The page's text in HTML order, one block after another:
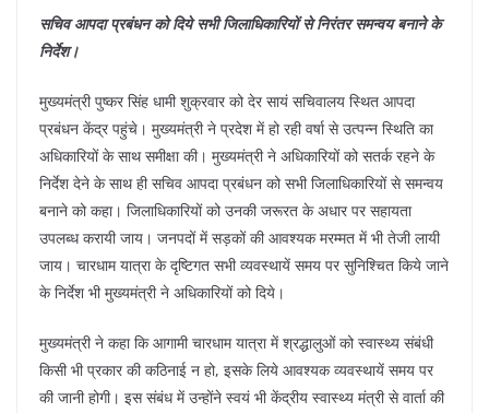
o p
सचिव आपदा प्रबंधन को दिये सभी जिलाधिकारियों से निरंतर समन्वय बनाने के
निर्देश।
मुख्यमंत्री पुष्कर सिंह धामी शुक्रवार को देर सायं सचिवालय स्थित आपदा
प्रबंधन केंद्र पहुंचे। मुख्यमंत्री ने प्रदेश में हो रही वर्षा से उत्पन्न स्थिति का
अधिकारियों के साथ समीक्षा की। मुख्यमंत्री ने अधिकारियों को सतर्क रहने के
निर्देश देने के साथ ही सचिव आपदा प्रबंधन को सभी जिलाधिकारियों से समन्वय
बनाने को कहा। जिलाधिकारियों को उनकी जरूरत के अधार पर सहायता
उपलब्ध करायी जाय। जनपदों में सड़कों की आवश्यक मरम्मत में भी तेजी लायी
जाय। चारधाम यात्रा के दृष्टिगत सभी व्यवस्थायें समय पर सुनिश्चित किये जाने
के निर्देश भी मुख्यमंत्री ने अधिकारियों को दिये।
मुख्यमंत्री ने कहा कि आगामी चारधाम यात्रा में श्रद्धालुओं को स्वास्थ्य संबंधी
किसी भी प्रकार की कठिनाई न हो, इसके लिये आवश्यक व्यवस्थायें समय पर
की जानी होगी। इस संबंध में उन्होंने स्वयं भी केंद्रीय स्वास्थ्य मंत्री से वार्ता की